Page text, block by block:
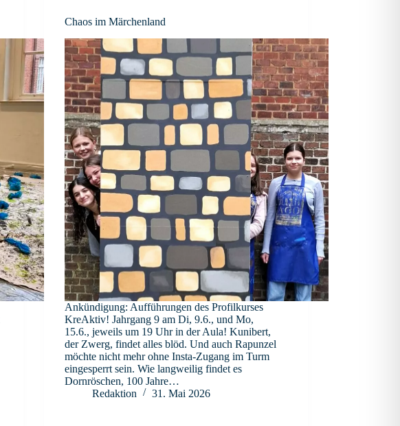
Chaos im Märchenland
Ankündigung: Aufführungen des Profilkurses
KreAktiv! Jahrgang 9 am Di, 9.6., und Mo,
15.6., jeweils um 19 Uhr in der Aula! Kunibert,
der Zwerg, findet alles blöd. Und auch Rapunzel
möchte nicht mehr ohne Insta-Zugang im Turm
eingesperrt sein. Wie langweilig findet es
Dornröschen, 100 Jahre…
Redaktion
31. Mai 2026